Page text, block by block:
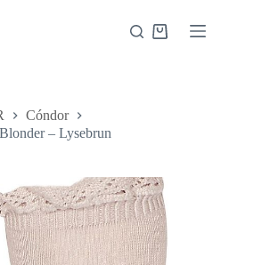
Indkøbskurv
Cóndor
– Lysebrun